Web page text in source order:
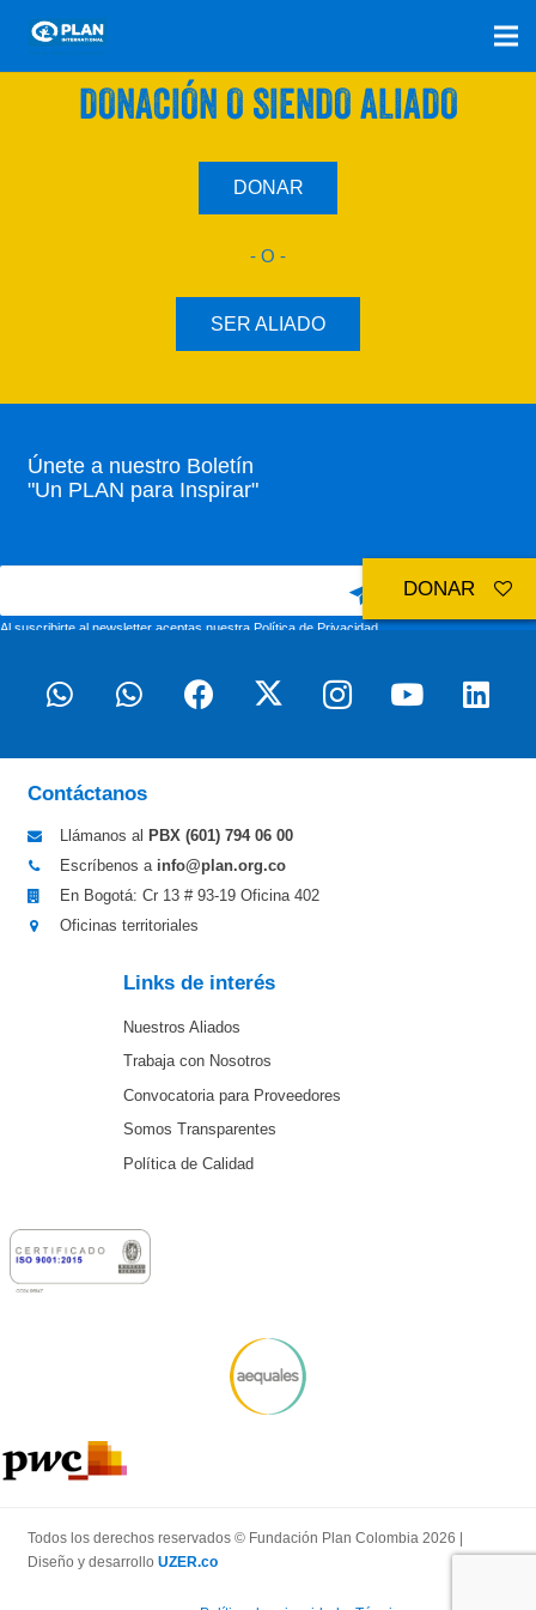
SÚMATE A NUESTRO PLAN CON UNA
DONACIÓN O SIENDO ALIADO
DONAR
- O -
SER ALIADO
Únete a nuestro Boletín
"Un PLAN para Inspirar"
Al suscribirte al newsletter aceptas nuestraPolítica de Privacidad
Contáctanos
Llámanos al PBX (601) 794 06 00
Escríbenos a info@plan.org.co
En Bogotá: Cr 13 # 93-19 Oficina 402
Oficinas territoriales
Links de interés
Nuestros Aliados
Trabaja con Nosotros
Convocatoria para Proveedores
Somos Transparentes
Política de Calidad
Todos los derechos reservados © Fundación Plan Colombia 2026 |
Diseño y desarrollo UZER.co
DONAR